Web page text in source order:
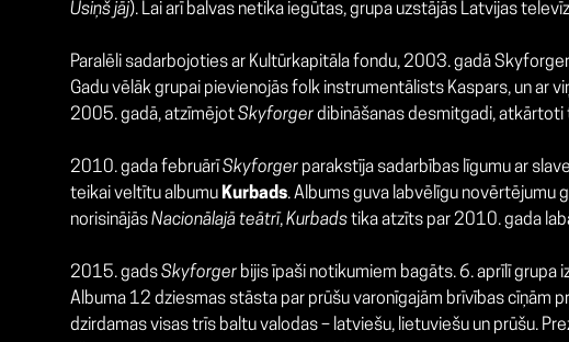
Ūsiņš jāj). Lai arī balvas netika iegūtas, grupa uzstājās Latvijas
Paralēli sadarbojoties ar Kultūrkapitāla fondu, 2003. gadā
Gadu vēlāk grupai pievienojās folk instrumentālists Kaspars, un ar
2005. gadā, atzīmējotSkyforgerdibināšanas desmitgadi,
2010. gada februārīSkyforger parakstīja sadarbības līgumu ar
teikai veltītu albumu Kurbads. Albums guva labvēlīgu novērtējumu
norisinājāsNacionālajā teātrī,Kurbadstika atzīts par 2010. gada
2015. gadsSkyforger bijis īpaši notikumiem bagāts. 6. aprīlī
Albuma 12 dziesmas stāsta par prūšu varonīgajām brīvības cīņām
dzirdamas visas trīs baltu valodas – latviešu, lietuviešu un prūšu.